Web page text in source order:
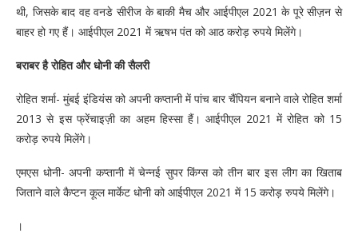
थी, जिसके बाद वह वनडे सीरीज के बाकी मैच और आईपीएल 2021 के पूरे सीज़न से
बाहर हो गए हैं। आईपीएल 2021 में ऋषभ पंत को आठ करोड़ रुपये मिलेंगे।
बराबर है रोहित और धोनी की सैलरी
रोहित शर्मा- मुंबई इंडियंस को अपनी कप्तानी में पांच बार चैंपियन बनाने वाले रोहित शर्मा
2013 से इस फ्रेंचाइज़ी का अहम हिस्सा हैं। आईपीएल 2021 में रोहित को 15
करोड़ रुपये मिलेंगे।
एमएस धोनी- अपनी कप्तानी में चेन्नई सुपर किंग्स को तीन बार इस लीग का खिताब
जिताने वाले कैप्टन कूल मार्केट धोनी को आईपीएल 2021 में 15 करोड़ रुपये मिलेंगे।
।